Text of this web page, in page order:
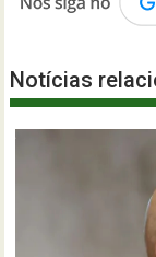
Notícias